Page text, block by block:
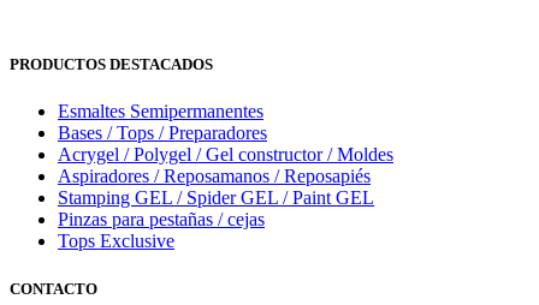
PRODUCTOS DESTACADOS
Esmaltes Semipermanentes
Bases / Tops / Preparadores
Acrygel / Polygel / Gel constructor / Moldes
Aspiradores / Reposamanos / Reposapiés
Stamping GEL / Spider GEL / Paint GEL
Pinzas para pestañas / cejas
Tops Exclusive
CONTACTO